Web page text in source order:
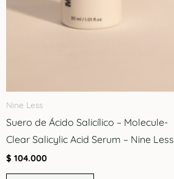
Nine Less
Suero de Ácido Salicílico – Molecule-
Clear Salicylic Acid Serum – Nine Less
$ 104.000